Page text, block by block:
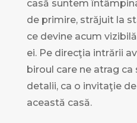
casă suntem
de primire, străjuit la
ce devine acum
ei. Pe direcţia intrării
biroul care ne atrag ca
detalii, ca o invitaţie de
această casă.